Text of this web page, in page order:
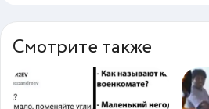
Смотрите также